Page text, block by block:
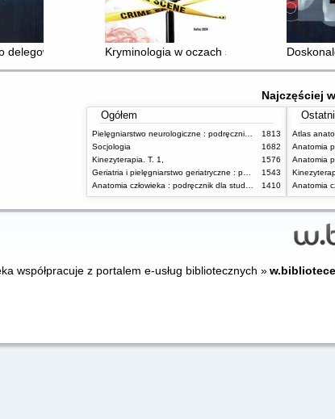
delegowane w polskich konstytucjach (1952-1997)
Kryminologia w oczach studentów
Najczęściej
Ogółem
Pielęgniarstwo neurologiczne : podręcznik dla studiów medycznych
1813
Socjologia
1682
Kinezyterapia. T. 1,
1576
Geriatria i pielęgniarstwo geriatryczne : podręcznik dla studiów medycznych
1543
Anatomia człowieka : podręcznik dla studentów
1410
współpracuje z portalem e-usług bibliotecznych » w.bibliotece